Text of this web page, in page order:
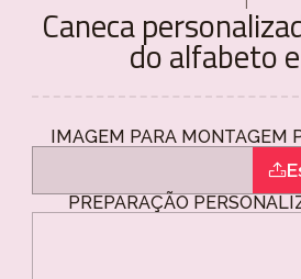
Caneca
do alfabeto
IMAGEM PARA MONTAGEM
PREPARAÇÃO